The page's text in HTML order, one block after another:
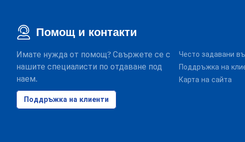
Помощ и контакти
Имате нужда от помощ? Свържете се с
нашите специалисти по отдаване под
наем.
Поддръжка на клиенти
Често задавани
Поддръжка на
Карта на сайта